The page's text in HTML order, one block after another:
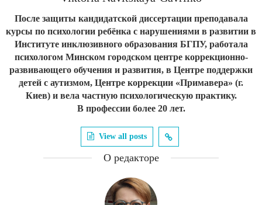
После защиты кандидатской диссертации преподавала
курсы по психологии ребёнка с нарушениями в развитии в
Институте инклюзивного образования БГПУ, работала
психологом Минском городском центре коррекционно-
развивающего обучения и развития, в Центре поддержки
детей с аутизмом, Центре коррекции «Примавера» (г.
Киев) и вела частную психологическую практику.
В профессии более 20 лет.
View all posts
О редакторе